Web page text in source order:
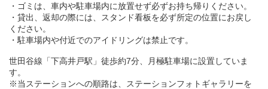
・ゴミは、車内や駐車場内に放置せず必ずお持ち帰りください。
・貸出、返却の際には、スタンド看板を必ず所定の位置にお戻し
ください。
・駐車場内や付近でのアイドリングは禁止です。
世田谷線「下高井戸駅」徒歩約7分、月極駐車場に設置していま
す。
※当ステーションへの順路は、ステーションフォトギャラリーを